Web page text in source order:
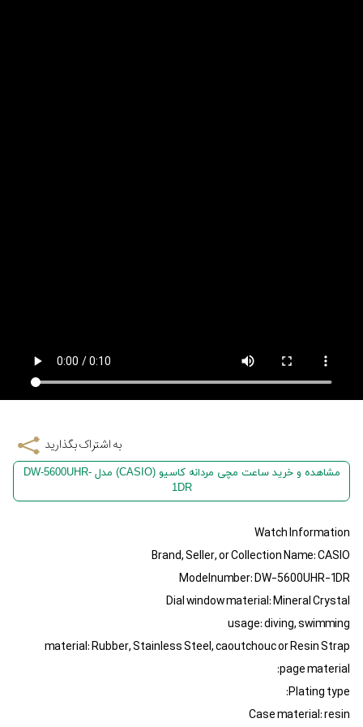
به اشتراک بگذارید
مشاهده و خرید ساعت مچی مردانه کاسیو (CASIO) مدل DW-5600UHR-
1DR
Watch Information
Brand, Seller, or Collection Name: CASIO
Modelnumber: DW-5600UHR-1DR
Dial window material: Mineral Crystal
usage: diving, swimming
material: Rubber, Stainless Steel, caoutchouc or Resin Strap
page material:
Plating type:
Case material: resin